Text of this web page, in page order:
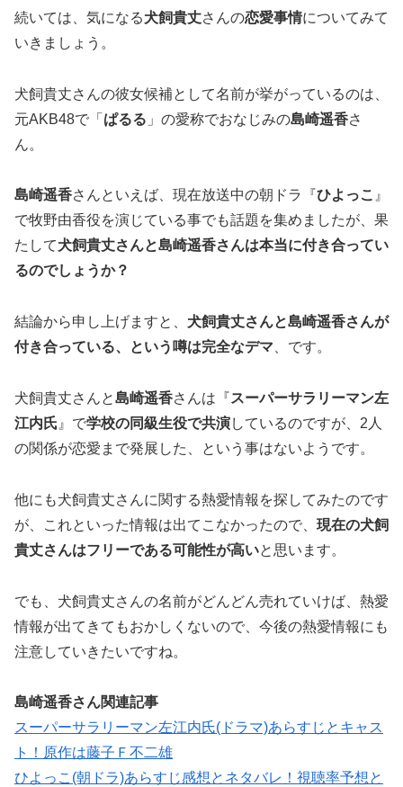
続いては、気になる犬飼貴丈さんの恋愛事情についてみて
いきましょう。
犬飼貴丈さんの彼女候補として名前が挙がっているのは、
元AKB48で「 ぱるる 」の愛称でおなじみの島崎遥香さ
ん。
島崎遥香さんといえば、現在放送中の朝ドラ『ひよっこ 』
で牧野由香役を演じている事でも話題を集めましたが、果
たして犬飼貴丈さんと島崎遥香さんは本当に付き合ってい
るのでしょうか？
結論から申し上げますと、 犬飼貴丈さんと島崎遥香さんが
付き合っている、という噂は完全なデマ 、です。
犬飼貴丈さんと島崎遥香さんは『スーパーサラリーマン左
江内氏 』で学校の同級生役で共演しているのですが、2人
の関係が恋愛まで発展した、という事はないようです。
他にも犬飼貴丈さんに関する熱愛情報を探してみたのです
が、これといった情報は出てこなかったので、 現在の犬飼
貴丈さんはフリーである可能性が高いと思います。
でも、犬飼貴丈さんの名前がどんどん売れていけば、熱愛
情報が出てきてもおかしくないので、今後の熱愛情報にも
注意していきたいですね。
島崎遥香さん関連記事
スーパーサラリーマン左江内氏(ドラマ)あらすじとキャス
ト！原作は藤子Ｆ不二雄
ひよっこ(朝ドラ)あらすじ感想とネタバレ！視聴率予想と